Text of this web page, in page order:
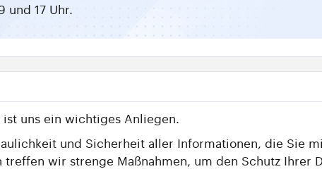
und 17 Uhr.
uns ein wichtiges Anliegen.
und Sicherheit aller Informationen, die Sie
wir strenge Maßnahmen, um den Schutz Ihrer